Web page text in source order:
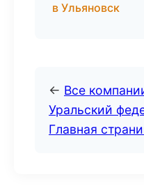
в Ульяновск
← Все
Уральский
Главная